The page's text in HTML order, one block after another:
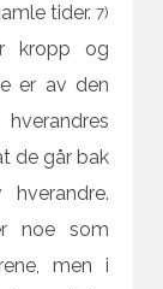
tider. 7)
kropp og
er av den
de går bak
noe som
men i